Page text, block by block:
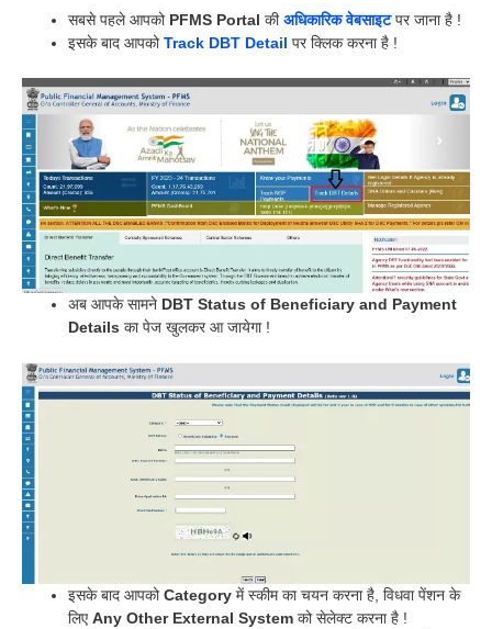
सबसे पहले आपको PFMS Portal कीअधिकारिक वेबसाइटपर जाना है !
इसके बाद आपकोTrack DBT Detail पर क्लिक करना है !
अब आपके सामने DBT Status of Beneficiary and Payment
Details का पेज खुलकर आ जायेगा !
इसके बाद आपकोCategory में स्कीम का चयन करना है, विधवा पेंशन के
लिएAny Other External System को सेलेक्ट करना है !